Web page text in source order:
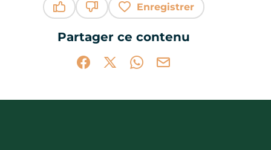
Enregistrer
Partager ce contenu
Partager sur Facebook (nouvelle
Partager sur X / Twitter (nouvelle
Partager sur WhatsApp
Partager par mail